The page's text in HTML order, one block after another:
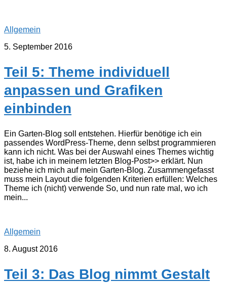
Allgemein
5. September 2016
Teil 5: Theme individuell
anpassen und Grafiken
einbinden
Ein Garten-Blog soll entstehen. Hierfür benötige ich ein
passendes WordPress-Theme, denn selbst programmieren
kann ich nicht. Was bei der Auswahl eines Themes wichtig
ist, habe ich in meinem letzten Blog-Post>> erklärt. Nun
beziehe ich mich auf mein Garten-Blog. Zusammengefasst
muss mein Layout die folgenden Kriterien erfüllen: Welches
Theme ich (nicht) verwende So, und nun rate mal, wo ich
mein...
Allgemein
8. August 2016
Teil 3: Das Blog nimmt Gestalt